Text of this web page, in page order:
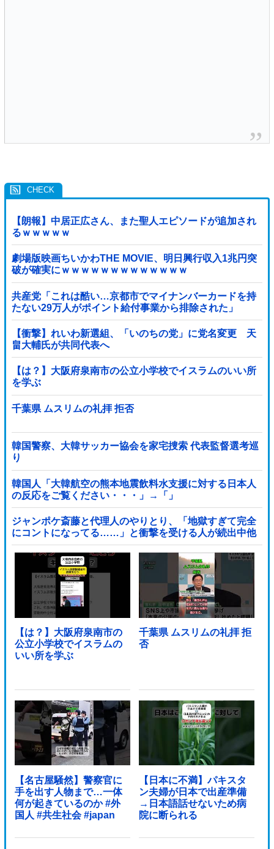
【朗報】中居正広さん、また聖人エピソードが追加され
るｗｗｗｗｗ
劇場版映画ちいかわTHE MOVIE、明日興行収入1兆円突
破が確実にｗｗｗｗｗｗｗｗｗｗｗｗｗ
共産党「これは酷い…京都市でマイナンバーカードを持
たない29万人がポイント給付事業から排除された」
【衝撃】れいわ新選組、「いのちの党」に党名変更 天
畠大輔氏が共同代表へ
【は？】大阪府泉南市の公立小学校でイスラムのいい所
を学ぶ
千葉県 ムスリムの礼拝 拒否
韓国警察、大韓サッカー協会を家宅捜索 代表監督選考巡
り
韓国人「大韓航空の熊本地震飲料水支援に対する日本人
の反応をご覧ください・・・」→「」
ジャンポケ斎藤と代理人のやりとり、「地獄すぎて完全
にコントになってる……」と衝撃を受ける人が続出中他
【は？】大阪府泉南市の
公立小学校でイスラムの
いい所を学ぶ
千葉県 ムスリムの礼拝 拒
否
【名古屋騒然】警察官に
手を出す人物まで…一体
何が起きているのか #外
国人 #共生社会 #japan
【日本に不満】パキスタ
ン夫婦が日本で出産準備
→日本語話せないため病
院に断られる